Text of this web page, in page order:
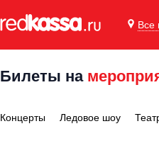
Все
Билеты на
Концерты Ледовое шоу